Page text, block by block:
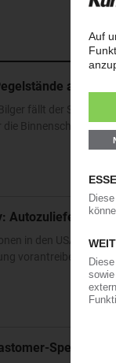
am
fällt der
Binnenschifffahrt
Autozulieferer
in den USA und
vorantreiben. Im
Spezialist